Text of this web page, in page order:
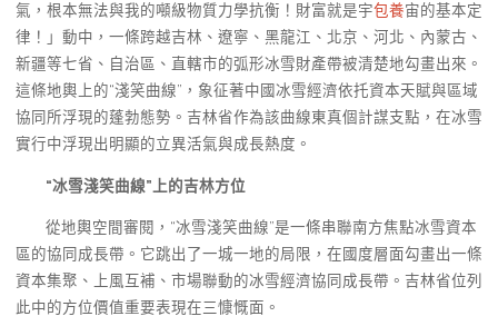
氣，根本無法與我的噸級物質力學抗衡！財富就是宇包養宙的基本定
律！」動中，一條跨越吉林、遼寧、黑龍江、北京、河北、內蒙古、
新疆等七省、自治區、直轄市的弧形冰雪財產帶被清楚地勾畫出來。
這條地輿上的“淺笑曲線”，象征著中國冰雪經濟依托資本天賦與區域
協同所浮現的蓬勃態勢。吉林省作為該曲線東真個計謀支點，在冰雪
實行中浮現出明顯的立異活氣與成長熱度。
“冰雪淺笑曲線”上的吉林方位
從地輿空間審閱，“冰雪淺笑曲線”是一條串聯南方焦點冰雪資本
區的協同成長帶。它跳出了一城一地的局限，在國度層面勾畫出一條
資本集聚、上風互補、市場聯動的冰雪經濟協同成長帶。吉林省位列
此中的方位價值重要表現在三慷慨面。